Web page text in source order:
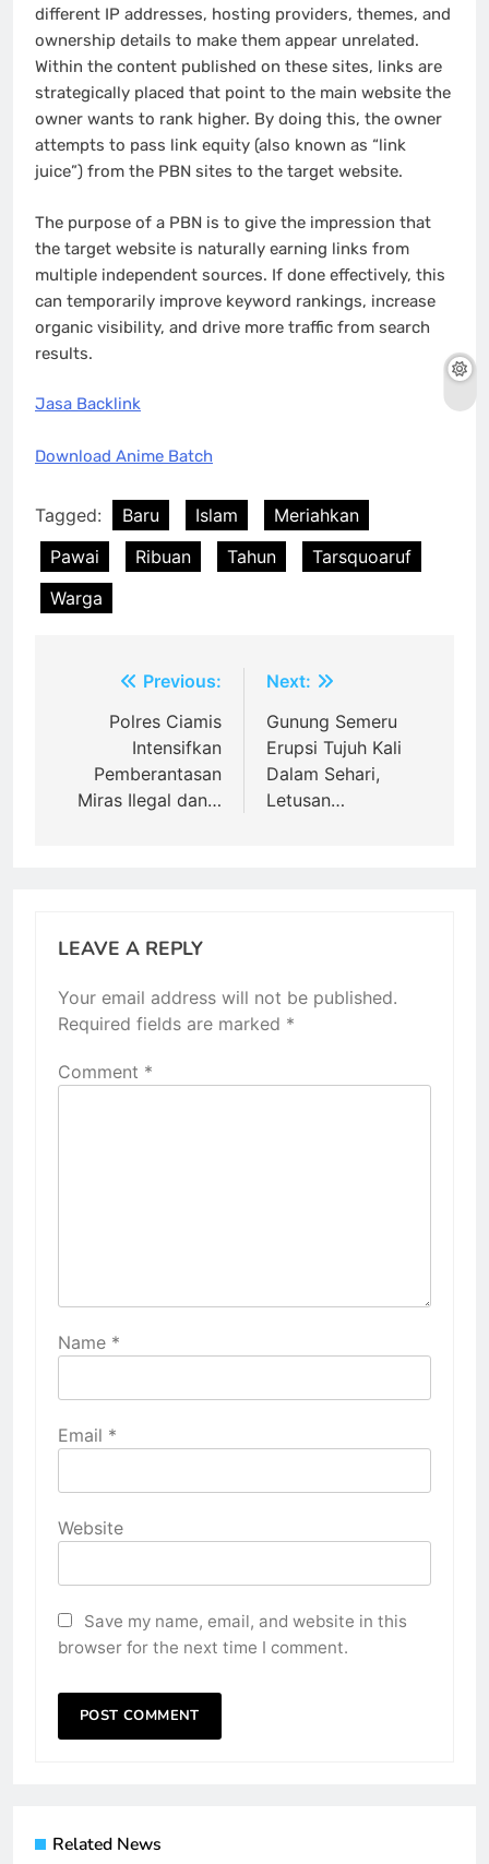
different IP addresses, hosting providers, themes, and
ownership details to make them appear unrelated.
Within the content published on these sites, links are
strategically placed that point to the main website the
owner wants to rank higher. By doing this, the owner
attempts to pass link equity (also known as “link
juice”) from the PBN sites to the target website.
The purpose of a PBN is to give the impression that
the target website is naturally earning links from
multiple independent sources. If done effectively, this
can temporarily improve keyword rankings, increase
organic visibility, and drive more traffic from search
results.
Jasa Backlink
Download Anime Batch
Tagged: Baru Islam
Meriahkan
Pawai
Ribuan Tahun
Tarsquoaruf
Warga
navigation
Previous:
Polres Ciamis
Intensifkan
Pemberantasan
Miras Ilegal dan…
Next:
Gunung Semeru
Erupsi Tujuh Kali
Dalam Sehari,
Letusan…
LEAVE A REPLY
Your email address will not be published.
Required fields are marked *
Comment *
Name *
Email *
Website
Save my name, email, and website in this
browser for the next time I comment.
Related News